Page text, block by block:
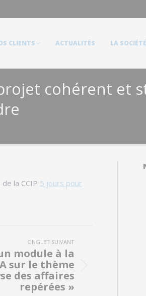
CLIENTS ACTUALITÉS LA SOCIÉTÉ
cohérent et
la CCIP 5 jours pour
ONGLET SUIVANT
module à la
sur le thème
des affaires
repérées »